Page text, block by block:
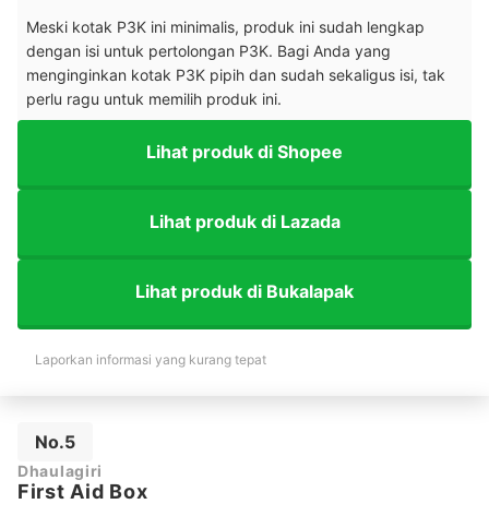
Meski kotak P3K ini minimalis, produk ini sudah lengkap
dengan isi untuk pertolongan P3K. Bagi Anda yang
menginginkan kotak P3K pipih dan sudah sekaligus isi, tak
perlu ragu untuk memilih produk ini.
Lihat produk di Shopee
Lihat produk di Lazada
Lihat produk di Bukalapak
Laporkan informasi yang kurang tepat
No.5
Dhaulagiri
First Aid Box